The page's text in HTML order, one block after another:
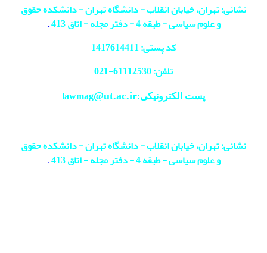
نشانی: تهران، خیابان انقلاب - دانشگاه تهران - دانشکده حقوق
و علوم سیاسی - طبقه 4 - دفتر مجله - اتاق 413
.
کد پستی: 1417614411
تلفن: 61112530-
021
پست الکترونیکی:lawmag@ut.ac.ir
نشانی: تهران، خیابان انقلاب - دانشگاه تهران - دانشکده حقوق
و علوم سیاسی - طبقه 4 - دفتر مجله - اتاق 413
.